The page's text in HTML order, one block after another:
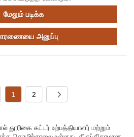
மேலும் படிக்க
அனுப்பு
1 2
தூரிகை கட்டர் உற்பத்தியாளர் மற்றும்